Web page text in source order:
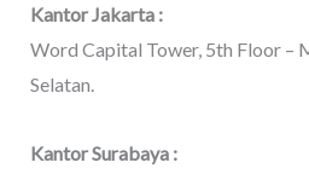
Kantor Jakarta :
Word Capital Tower, 5th Floor –
Selatan.
Kantor Surabaya :